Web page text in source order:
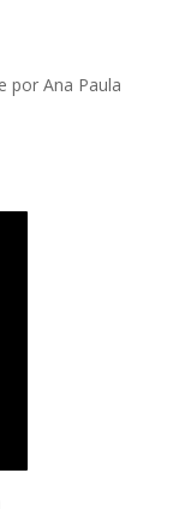
por Ana Paula